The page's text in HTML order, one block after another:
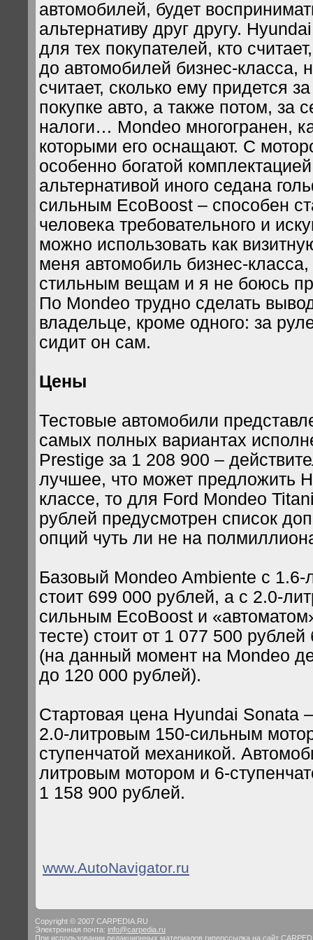
автомобилей, будет
альтернативу друг другу.
для тех покупателей, кто
до автомобилей бизнес-класса,
считает, сколько ему придется
покупке авто, а также потом, за
налоги… Mondeo многогранен,
которыми его оснащают. С
особенно богатой
альтернативой иного седана
сильным EcoBoost – способен
человека требовательного и
можно использовать как
меня автомобиль бизнес-
стильным вещам и я не боюсь
По Mondeo трудно сделать
владельце, кроме одного: за
сидит он сам.
Цены
Тестовые автомобили
самых полных вариантах
Prestige за 1 208 900 –
лучшее, что может предложить
классе, то для Ford Mondeo
рублей предусмотрен список
опций чуть ли не на
Базовый Mondeo Ambiente с
стоит 699 000 рублей, а с 2.0-
сильным EcoBoost и
тесте) стоит от 1 077 500 рублей
(на данный момент на Mondeo
до 120 000 рублей).
Стартовая цена Hyundai Sonata
2.0-литровым 150-сильным
ступенчатой механикой.
литровым мотором и 6-
1 158 900 рублей.
www.AutoNavigator.ru
Copyright © 2007 CARPEDIA.RU
Электронная почта: info@carpedia.ru
При использовании редакционных материалов гиперссылка на сайт